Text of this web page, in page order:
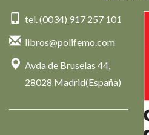
tel. (0034) 917 257 101
libros@polifemo.com
Avda de Bruselas 44,
28028 Madrid(España)